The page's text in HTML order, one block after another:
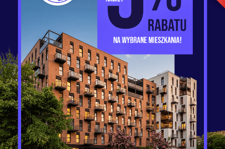
HOME
INWESTYCJA
ZNAJDŹ MIESZKANIE
POWIERZCHNIE DODATKOWE
GALERIA
LOKALIZACJA
WYKOŃCZENIE
FINANSOWANIE